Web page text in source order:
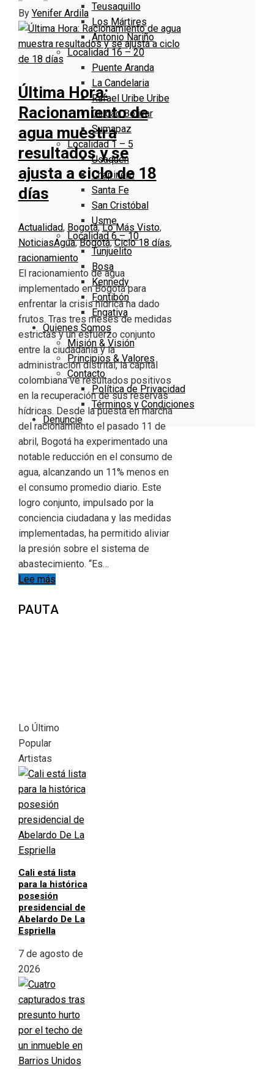
Teusaquillo
Los Mártires
Antonio Nariño
Localidad 16 – 20
Puente Aranda
La Candelaria
Rafael Uribe Uribe
Ciudad Bolivar
Sumapaz
Localidad 1 – 5
Usaquen
Chapinero
Santa Fe
San Cristóbal
Usme
Localidad 6 – 10
Tunjuelito
Bosa
Kennedy
Fontibón
Engativa
Quienes Somos
Misión & Visión
Principios & Valores
Contacto
Política de Privacidad
Términos y Condiciones
Denuncie
By Yenifer Ardila
Última Hora:
Racionamiento de
agua muestra
resultados y se
ajusta a ciclo de 18
días
Actualidad, Bogotá,Lo Más Visto,
NoticiasAgua,Bogotá,Ciclo 18 días,
racionamiento
El racionamiento de agua
implementado en Bogotá para
enfrentar la crisis hídrica ha dado
frutos. Tras tres meses de medidas
estrictas y un esfuerzo conjunto
entre la ciudadanía y la
administración distrital, la capital
colombiana ve resultados positivos
en la recuperación de sus reservas
hídricas. Desde la puesta en marcha
del racionamiento el pasado 11 de
abril, Bogotá ha experimentado una
notable reducción en el consumo de
agua, alcanzando un 11% menos en
el consumo promedio diario. Este
logro conjunto, impulsado por la
conciencia ciudadana y las medidas
implementadas, ha permitido aliviar
la presión sobre el sistema de
abastecimiento. “Es…
Lee más
PAUTA
Lo Último
Popular
Artistas
Cali está lista
para la histórica
posesión
presidencial de
Abelardo De La
Espriella
7 de agosto de
2026